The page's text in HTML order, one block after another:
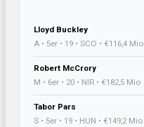
Lloyd Buckley
A • 5er • 19 • SCO • €116,4 Mio
Robert McCrory
M • 6er • 20 • NIR • €182,5 Mio
Tabor Pars
S • 5er • 19 • HUN • €149,2 Mio